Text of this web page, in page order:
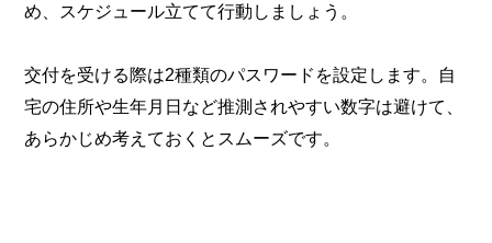
め、スケジュール立てて行動しましょう。
交付を受ける際は2種類のパスワードを設定します。自
宅の住所や生年月日など推測されやすい数字は避けて、
あらかじめ考えておくとスムーズです。